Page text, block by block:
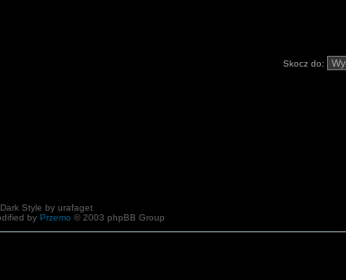
Skocz do:
Style by urafaget
by Przemo © 2003 phpBB Group